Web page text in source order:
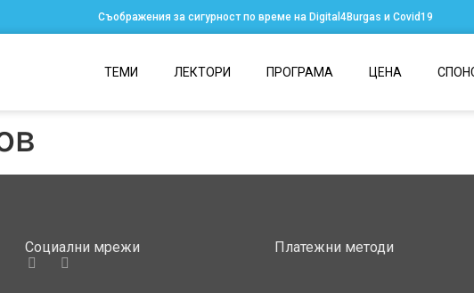
Съображения за сигурност по време на Digital4Burgas и Covid19
ТЕМИ ЛЕКТОРИ ПРОГРАМА ЦЕНА
Социални мрежи Платежни методи